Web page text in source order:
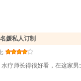
媛私人订制
疗师长得很好看，在这家